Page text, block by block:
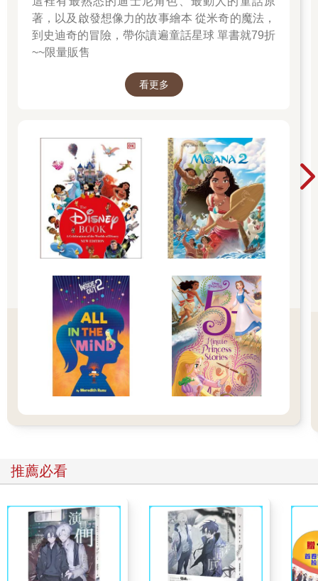
著，以及啟發想像力的故事繪本 從米奇的魔法，
到史迪奇的冒險，帶你讀遍童話星球 單書就79折
~~限量販售
看更多
推薦必看